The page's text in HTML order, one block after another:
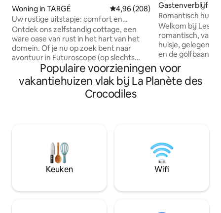
Woning in TARGÉ Gemiddelde beoordeling van
4,96 (208)
Uw rustige uitstapje: comfort en
sereniteit
Ontdek ons zelfstandig cottage, een
ware oase van rust in het hart van het
domein. Of je nu op zoek bent naar
avontuur in Futuroscope (op slechts
20 minuten afstand!) of naar een
moment van totale ontspanning, ons
huis is de perfecte plek voor een
gegarandeerd geslaagde stedentrip.
opgemaakt, en er worden
badhanddoeken verstrekt. Er wacht een
koffie- en theehoek op je om je dag te
Gastenverblijf in
Saint-Cyr
Romantisch
Futuroscope 15
Welkom bij Les
romantisch, van
huisje, gelegen
en de golfbaan,
Futuroscope.
groot scherm
cocon
samen door te
Populaire voorzieningen voor
vakantiehuizen vlak bij La Planète des
Crocodiles
Keuken Wifi